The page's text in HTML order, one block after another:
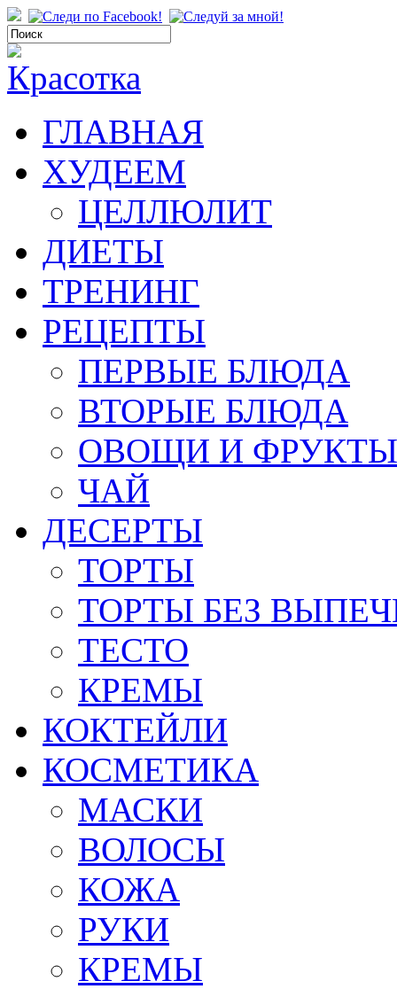
ГЛАВНАЯ
ХУДЕЕМ
ЦЕЛЛЮЛИТ
ДИЕТЫ
ТРЕНИНГ
РЕЦЕПТЫ
ПЕРВЫЕ БЛЮДА
ВТОРЫЕ БЛЮДА
ОВОЩИ И ФРУКТЫ
ЧАЙ
ДЕСЕРТЫ
ТОРТЫ
ТОРТЫ БЕЗ
ТЕСТО
КРЕМЫ
КОКТЕЙЛИ
КОСМЕТИКА
МАСКИ
ВОЛОСЫ
КОЖА
РУКИ
КРЕМЫ